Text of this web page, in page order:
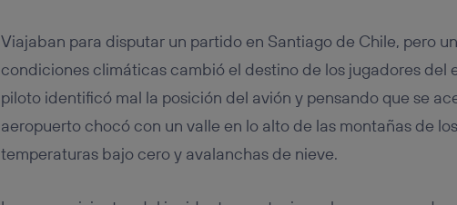
Viajaban para disputar un partido en Santiago de Chile, pero
condiciones climáticas cambió el destino de los jugadores del
piloto identificó mal la posición del avión y pensando que se
aeropuerto chocó con un valle en lo alto de las montañas de
temperaturas bajo cero y avalanchas de nieve.